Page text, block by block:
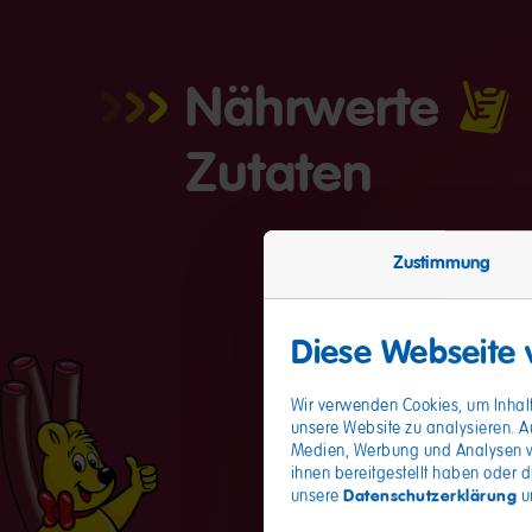
Zustimmung
Diese
Wir verwenden Cookies, um
unsere Website zu analysieren.
Medien, Werbung und Analysen
ihnen bereitgestellt haben oder
unsere Datenschutzerklärung
Nährwerte
Zutaten